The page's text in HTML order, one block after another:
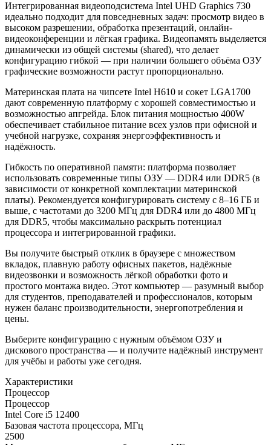
Интегрированная видеоподсистема Intel UHD Graphics 730
идеально подходит для повседневных задач: просмотр видео в
высоком разрешении, обработка презентаций, онлайн-
видеоконференции и лёгкая графика. Видеопамять выделяется
динамически из общей системы (shared), что делает
конфигурацию гибкой — при наличии большего объёма ОЗУ
графические возможности растут пропорционально.
Материнская плата на чипсете Intel H610 и сокет LGA1700
дают современную платформу с хорошей совместимостью и
возможностью апгрейда. Блок питания мощностью 400W
обеспечивает стабильное питание всех узлов при офисной и
учебной нагрузке, сохраняя энергоэффективность и
надёжность.
Гибкость по оперативной памяти: платформа позволяет
использовать современные типы ОЗУ — DDR4 или DDR5 (в
зависимости от конкретной комплектации материнской
платы). Рекомендуется конфигурировать систему с 8–16 ГБ и
выше, с частотами до 3200 МГц для DDR4 или до 4800 МГц
для DDR5, чтобы максимально раскрыть потенциал
процессора и интегрированной графики.
Вы получите быстрый отклик в браузере с множеством
вкладок, плавную работу офисных пакетов, надёжные
видеозвонки и возможность лёгкой обработки фото и
простого монтажа видео. Этот компьютер — разумный выбор
для студентов, преподавателей и профессионалов, которым
нужен баланс производительности, энергопотребления и
цены.
Выберите конфигурацию с нужным объёмом ОЗУ и
дискового пространства — и получите надёжный инструмент
для учёбы и работы уже сегодня.
Характеристики
Процессор
Процессор
Intel Core i5 12400
Базовая частота процессора, МГц
2500